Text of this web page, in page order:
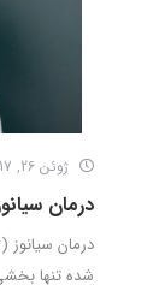
ژوئن 26, 2017
درمان
درمان
شده تنها